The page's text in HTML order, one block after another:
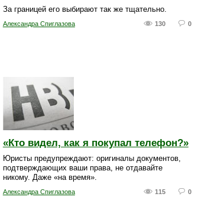
За границей его выбирают так же тщательно.
130 0
Александра Спиглазова
«Кто видел, как я покупал телефон?»
Юристы предупреждают: оригиналы документов,
подтверждающих ваши права, не отдавайте
никому. Даже «на время».
115 0
Александра Спиглазова